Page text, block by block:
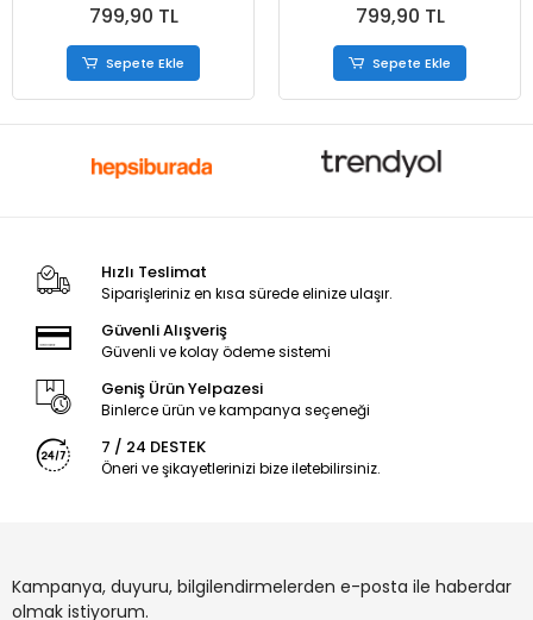
799,90 TL
Sepete Ekle
799,90 TL
Sepete Ekle
Hızlı Teslimat
Siparişleriniz en kısa sürede elinize ulaşır.
Güvenli Alışveriş
Güvenli ve kolay ödeme sistemi
Geniş Ürün Yelpazesi
Binlerce ürün ve kampanya seçeneği
7 / 24 DESTEK
Öneri ve şikayetlerinizi bize iletebilirsiniz.
Kampanya, duyuru, bilgilendirmelerden e-posta ile haberdar
olmak istiyorum.